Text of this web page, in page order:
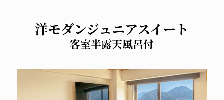
洋モダンジュニアスイート
客室半露天風呂付